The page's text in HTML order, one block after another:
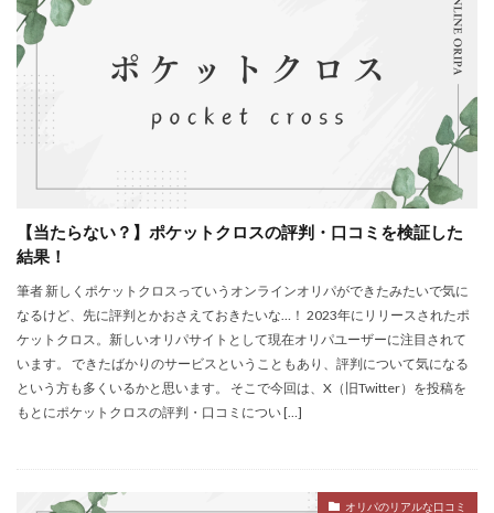
【当たらない？】ポケットクロスの評判・口コミを検証した
結果！
筆者 新しくポケットクロスっていうオンラインオリパができたみたいで気に
なるけど、先に評判とかおさえておきたいな…！ 2023年にリリースされたポ
ケットクロス。新しいオリパサイトとして現在オリパユーザーに注目されて
います。 できたばかりのサービスということもあり、評判について気になる
という方も多くいるかと思います。 そこで今回は、X（旧Twitter）を投稿を
もとにポケットクロスの評判・口コミについ […]
オリパのリアルな口コミ